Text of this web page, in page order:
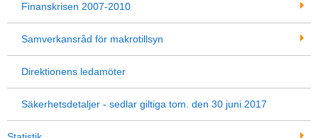
Finanskrisen 2007-2010
Samverkansråd för makrotillsyn
Direktionens ledamöter
Säkerhetsdetaljer - sedlar giltiga tom. den 30 juni 2017